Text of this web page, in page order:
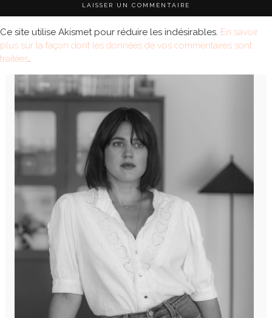
Ce site utilise Akismet pour réduire les indésirables. En savoir
plus sur la façon dont les données de vos commentaires sont
traitées.